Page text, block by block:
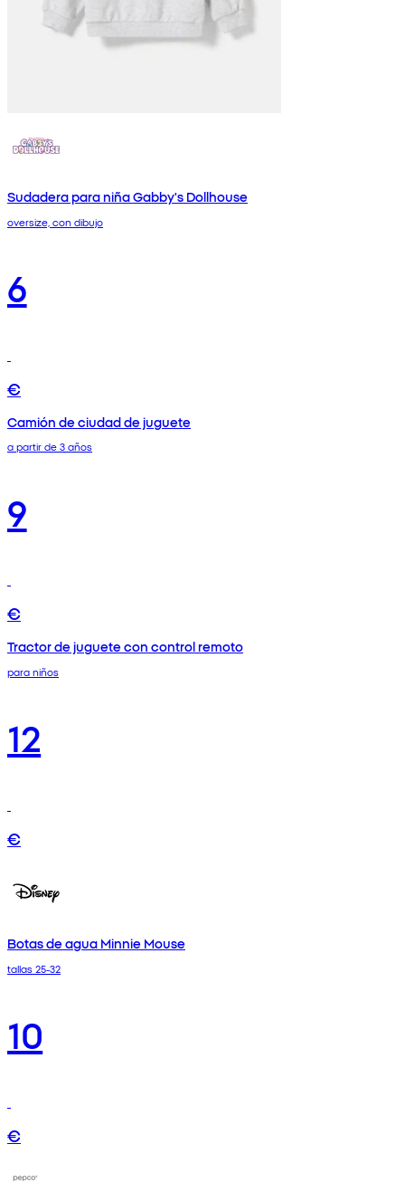
Sudadera para niña Gabby's Dollhouse
oversize, con dibujo
6
€
Camión de ciudad de juguete
a partir de 3 años
9
€
Tractor de juguete con control remoto
para niños
12
€
Botas de agua Minnie Mouse
tallas 25-32
10
€